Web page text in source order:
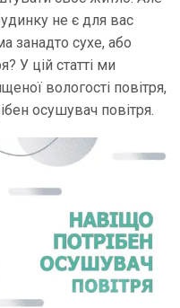
не є для вас
занадто сухе, або
У цій статті ми
вологості повітря,
осушувач повітря.